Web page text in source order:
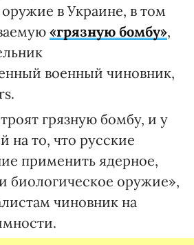
в Украине, в том
«грязную бомбу»,
военный чиновник,
грязную бомбу, и у
на то, что русские
применить ядерное,
биологическое оружие»,
чиновник на